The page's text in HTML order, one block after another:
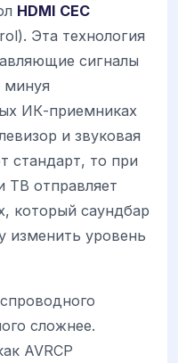
HDMI CEC
Эта технология
сигналы
минуя
ИК-приемниках
и звуковая
стандарт, то при
ТВ отправляет
который саундбар
изменить уровень
сложнее.
AVRCP